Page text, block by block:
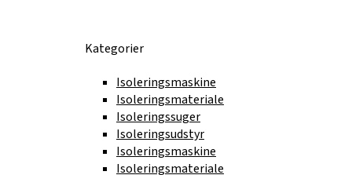
Kategorier
Isoleringsmaskine
Isoleringsmateriale
Isoleringssuger
Isoleringsudstyr
Isoleringsmaskine
Isoleringsmateriale